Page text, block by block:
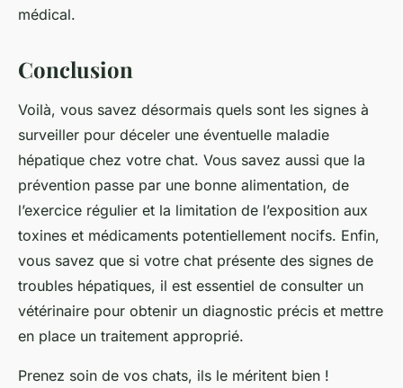
médical.
Conclusion
Voilà, vous savez désormais quels sont les signes à
surveiller pour déceler une éventuelle maladie
hépatique chez votre chat. Vous savez aussi que la
prévention passe par une bonne alimentation, de
l’exercice régulier et la limitation de l’exposition aux
toxines et médicaments potentiellement nocifs. Enfin,
vous savez que si votre chat présente des signes de
troubles hépatiques, il est essentiel de consulter un
vétérinaire pour obtenir un diagnostic précis et mettre
en place un traitement approprié.
Prenez soin de vos chats, ils le méritent bien !